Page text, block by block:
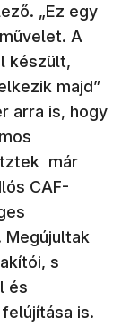
„Ez egy
A
készült,
majd”
arra is, hogy
már
CAF-
Megújultak
s
és
is.